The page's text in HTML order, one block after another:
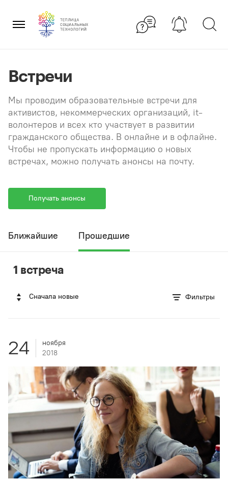
содержанию
×
Встречи
Мы проводим образовательные встречи для
активистов, некоммерческих организаций, it-
волонтеров и всех кто участвует в развитии
гражданского общества. В онлайне и в офлайне.
Чтобы не пропускать информацию о новых
встречах, можно получать анонсы на почту.
Получать анонсы
Ближайшие Прошедшие
1 встреча
Сначала новые Фильтры
24
ноября
2018